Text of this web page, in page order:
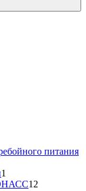
питания
1
товар12